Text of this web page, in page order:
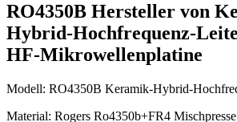
RO4350B Hersteller von
Hybrid-Hochfrequenz-
HF-Mikrowellenplatine
Modell: RO4350B Keramik-Hybrid-
Material: Rogers Ro4350b+FR4 Mischpresse